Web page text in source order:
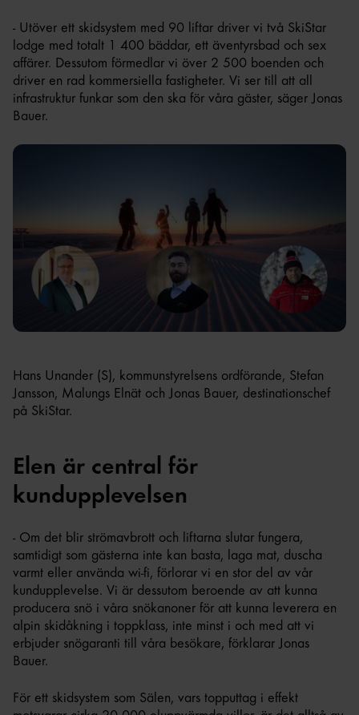
- Utöver ett skidsystem med 90 liftar driver vi två SkiStar
lodge med totalt 1 400 bäddar, ett äventyrsbad och sex
affärer. Dessutom förmedlar vi över 2 500 boenden och
driver en rad kommersiella fastigheter. Vi ser till att all
infrastruktur funkar som den ska för våra gäster, säger Jonas
Bauer.
Hans Unander (S), kommunstyrelsens ordförande, Stefan
Jansson, Malungs Elnät och Jonas Bauer, destinationschef
på SkiStar.
Elen är central för
kundupplevelsen
- Om det blir strömavbrott och liftarna slutar fungera,
samtidigt som gästerna inte kan basta, laga mat, duscha
varmt eller använda wi-fi, förlorar vi en stor del av vår
kundupplevelse. Vi är dessutom beroende av att kunna
producera snö i våra snökanoner för att kunna leverera en
alpin skidåkning i toppklass, inte minst i och med att vi
erbjuder snögaranti till våra besökare, förklarar Jonas
Bauer.
För ett skidsystem som Sälen, vars topputtag i effekt